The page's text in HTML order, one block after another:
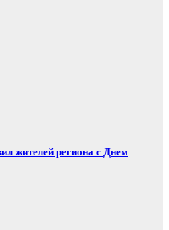
жителей региона с Днем